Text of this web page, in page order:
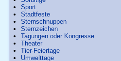
Sport
Stadtfeste
Sternschnuppen
Sternzeichen
Tagungen oder Kongresse
Theater
Tier-Feiertage
Umwelttage